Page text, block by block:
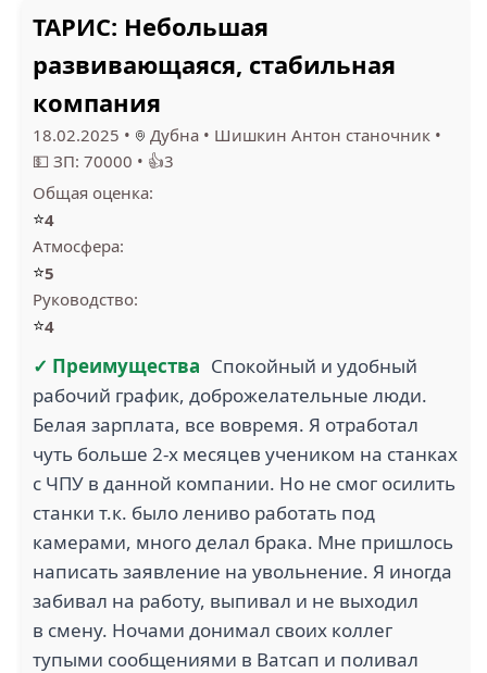
ТАРИС: Небольшая
развивающаяся, стабильная
компания
18.02.2025 • Дубна • Шишкин Антон станочник •
💵 ЗП: 70000 • 👍3
Общая оценка:
⭐4
Атмосфера:
⭐5
Руководство:
⭐4
✓ Преимущества Спокойный и удобный
рабочий график, доброжелательные люди.
Белая зарплата, все вовремя. Я отработал
чуть больше 2-х месяцев учеником на станках
с ЧПУ в данной компании. Но не смог осилить
станки т.к. было лениво работать под
камерами, много делал брака. Мне пришлось
написать заявление на увольнение. Я иногда
забивал на работу, выпивал и не выходил
в смену. Ночами донимал своих коллег
тупыми сообщениями в Ватсап и поливал